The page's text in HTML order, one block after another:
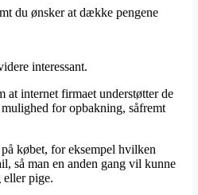
du ønsker at dække pengene
interessant.
internet firmaet understøtter de
for opbakning, såfremt
købet, for eksempel hvilken
så man en anden gang vil kunne
eller pige.